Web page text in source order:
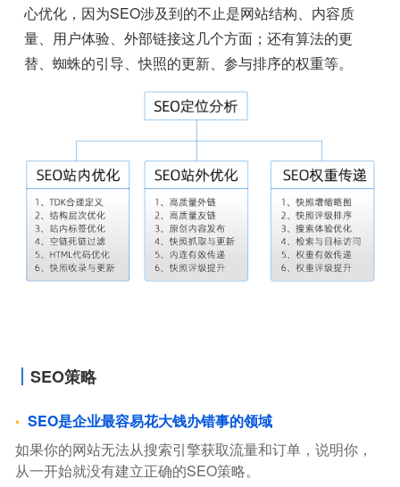
心优化，因为SEO涉及到的不止是网站结构、内容质
量、用户体验、外部链接这几个方面；还有算法的更
替、蜘蛛的引导、快照的更新、参与排序的权重等。
SEO策略
SEO是企业最容易花大钱办错事的领域
如果你的网站无法从搜索引擎获取流量和订单，说明你，
从一开始就没有建立正确的SEO策略。